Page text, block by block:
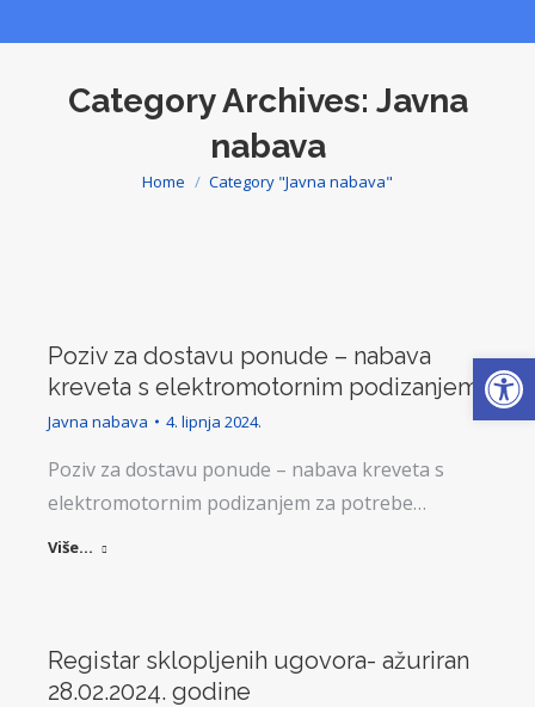
Category Archives: Javna
nabava
You are here:
Home Category "Javna nabava"
Poziv za dostavu ponude – nabava
kreveta s elektromotornim podizanjem
Javna nabava 4. lipnja 2024.
Poziv za dostavu ponude – nabava kreveta s
elektromotornim podizanjem za potrebe…
Više...
Registar sklopljenih ugovora- ažuriran
28.02.2024. godine